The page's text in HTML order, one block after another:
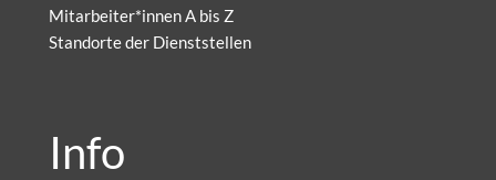
Mitarbeiter*innen A bis Z
Standorte der Dienststellen
Info